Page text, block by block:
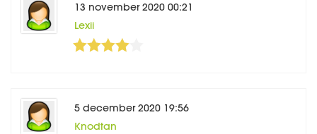
13 november 2020 00:21
Lexii
5 december 2020 19:56
Knodtan